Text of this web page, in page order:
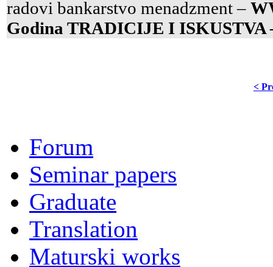
radovi bankarstvo menadzment –
Godina TRADICIJE I
<
Forum
Seminar papers
Graduate
Translation
Maturski works